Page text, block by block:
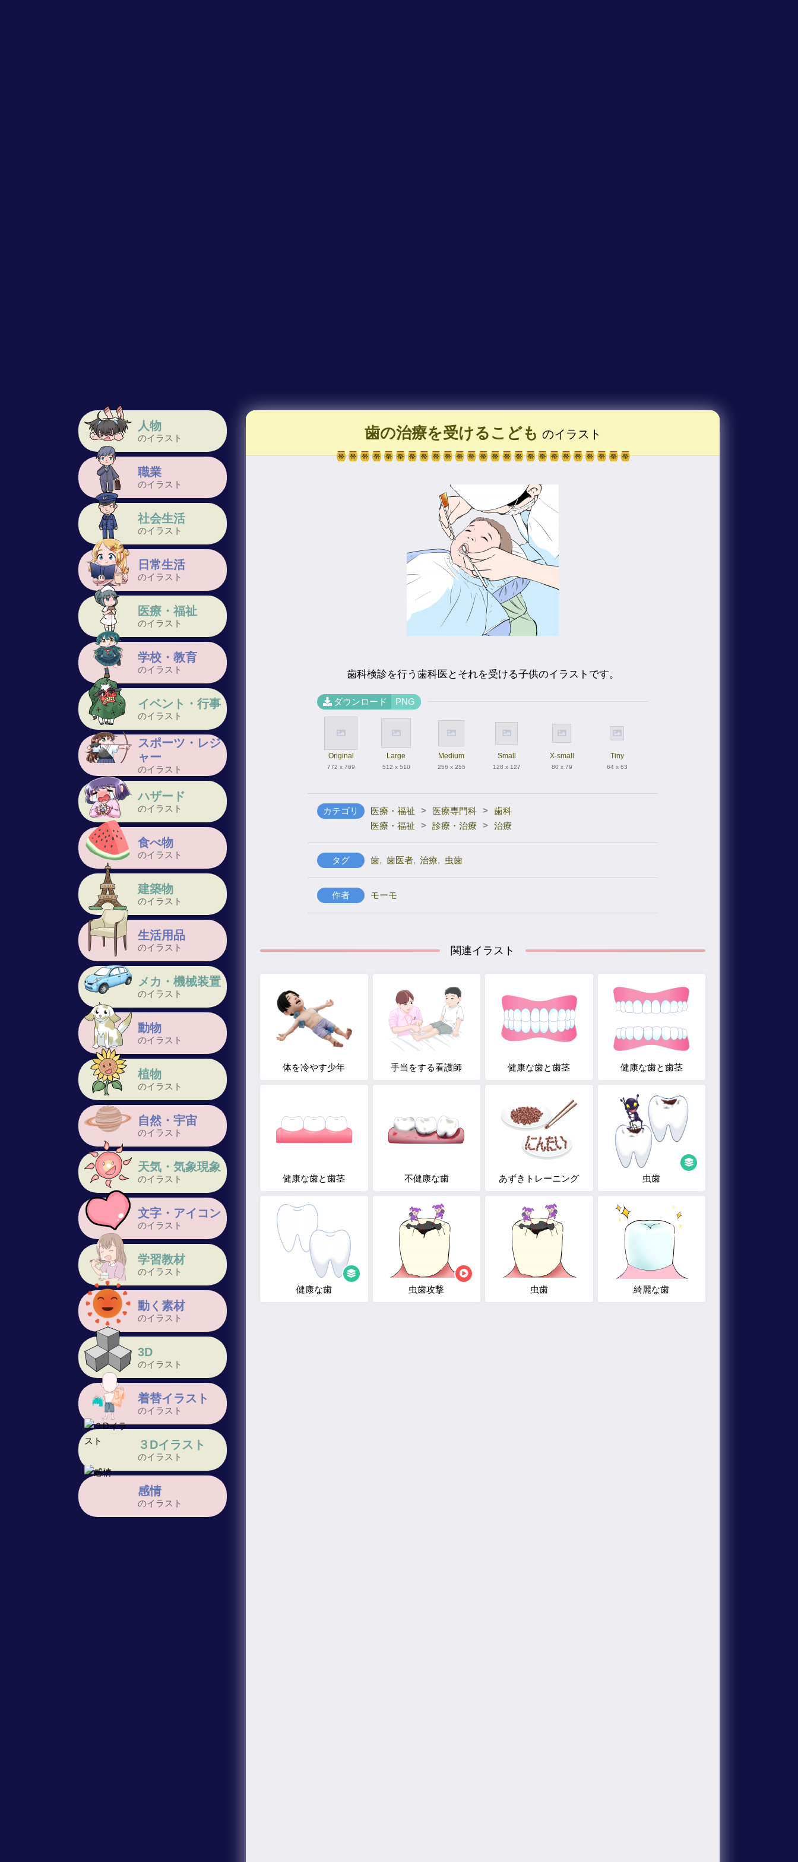
人物
のイラスト
職業
のイラスト
社会生活
のイラスト
日常生活
のイラスト
医療・福祉
のイラスト
学校・教育
のイラスト
イベント・行事
のイラスト
スポーツ・レジ
ャー
のイラスト
ハザード
のイラスト
食べ物
のイラスト
建築物
のイラスト
生活用品
のイラスト
メカ・機械装置
のイラスト
動物
のイラスト
植物
のイラスト
自然・宇宙
のイラスト
天気・気象現象
のイラスト
文字・アイコン
のイラスト
学習教材
のイラスト
動く素材
のイラスト
3D
のイラスト
着替イラスト
のイラスト
３Dイラスト
のイラスト
感情
のイラスト
歯の治療を受けるこども のイラスト
歯科検診を行う歯科医とそれを受ける子供のイラストです。
ダウンロード PNG
Original
772 x 769
Large
512 x 510
Medium
256 x 255
Small
128 x 127
X-small
80 x 79
Tiny
64 x 63
カテゴリ 医療・福祉 > 医療専門科 > 歯科
医療・福祉
> 診療・治療 > 治療
タグ 歯, 歯医者, 治療, 虫歯
作者 モーモ
関連イラスト
体を冷やす少年 手当をする看護師 健康な歯と歯茎 健康な歯と歯茎
健康な歯と歯茎 不健康な歯 あずきトレーニング 虫歯
健康な歯 虫歯攻撃 虫歯 綺麗な歯